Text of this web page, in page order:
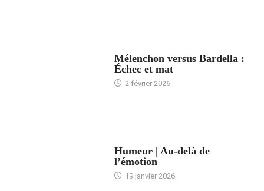
Mélenchon versus Bardella :
Échec et mat
2 février 2026
Humeur | Au-delà de
l’émotion
19 janvier 2026